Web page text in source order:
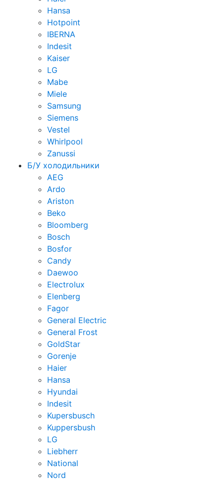
Hansa
Hotpoint
IBERNA
Indesit
Kaiser
LG
Mabe
Miele
Samsung
Siemens
Vestel
Whirlpool
Zanussi
Б/У холодильники
AEG
Ardo
Ariston
Beko
Bloomberg
Bosch
Bosfor
Candy
Daewoo
Electrolux
Elenberg
Fagor
General Electric
General Frost
GoldStar
Gorenje
Haier
Hansa
Hyundai
Indesit
Kupersbusch
Kuppersbush
LG
Liebherr
National
Nord